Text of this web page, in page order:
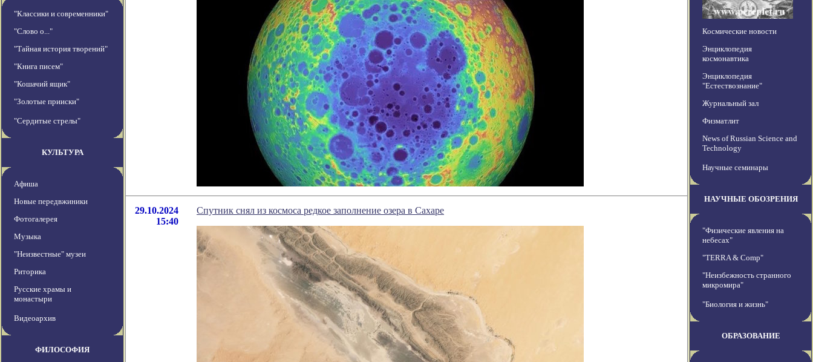
"Классики и современники"
"Слово о..."
"Тайная история творений"
"Книга писем"
"Кошачий ящик"
"Золотые прииски"
"Сердитые стрелы"
КУЛЬТУРА
Афиша
Новые передвжиники
Фотогалерея
Музыка
"Неизвестные" музеи
Риторика
Русские храмы и
монастыри
Видеоархив
ФИЛОСОФИЯ
29.10.2024
15:40
Спутник снял из космоса редкое заполнение озера в Сахаре
Космические новости
Энциклопедия
космонавтика
Энциклопедия
"Естествознание"
Журнальный зал
Физматлит
News of Russian Science and
Technology
Научные семинары
НАУЧНЫЕ ОБОЗРЕНИЯ
"Физические явления на
небесах"
"TERRA & Comp"
"Неизбежность странного
микромира"
"Биология и жизнь"
ОБРАЗОВАНИЕ